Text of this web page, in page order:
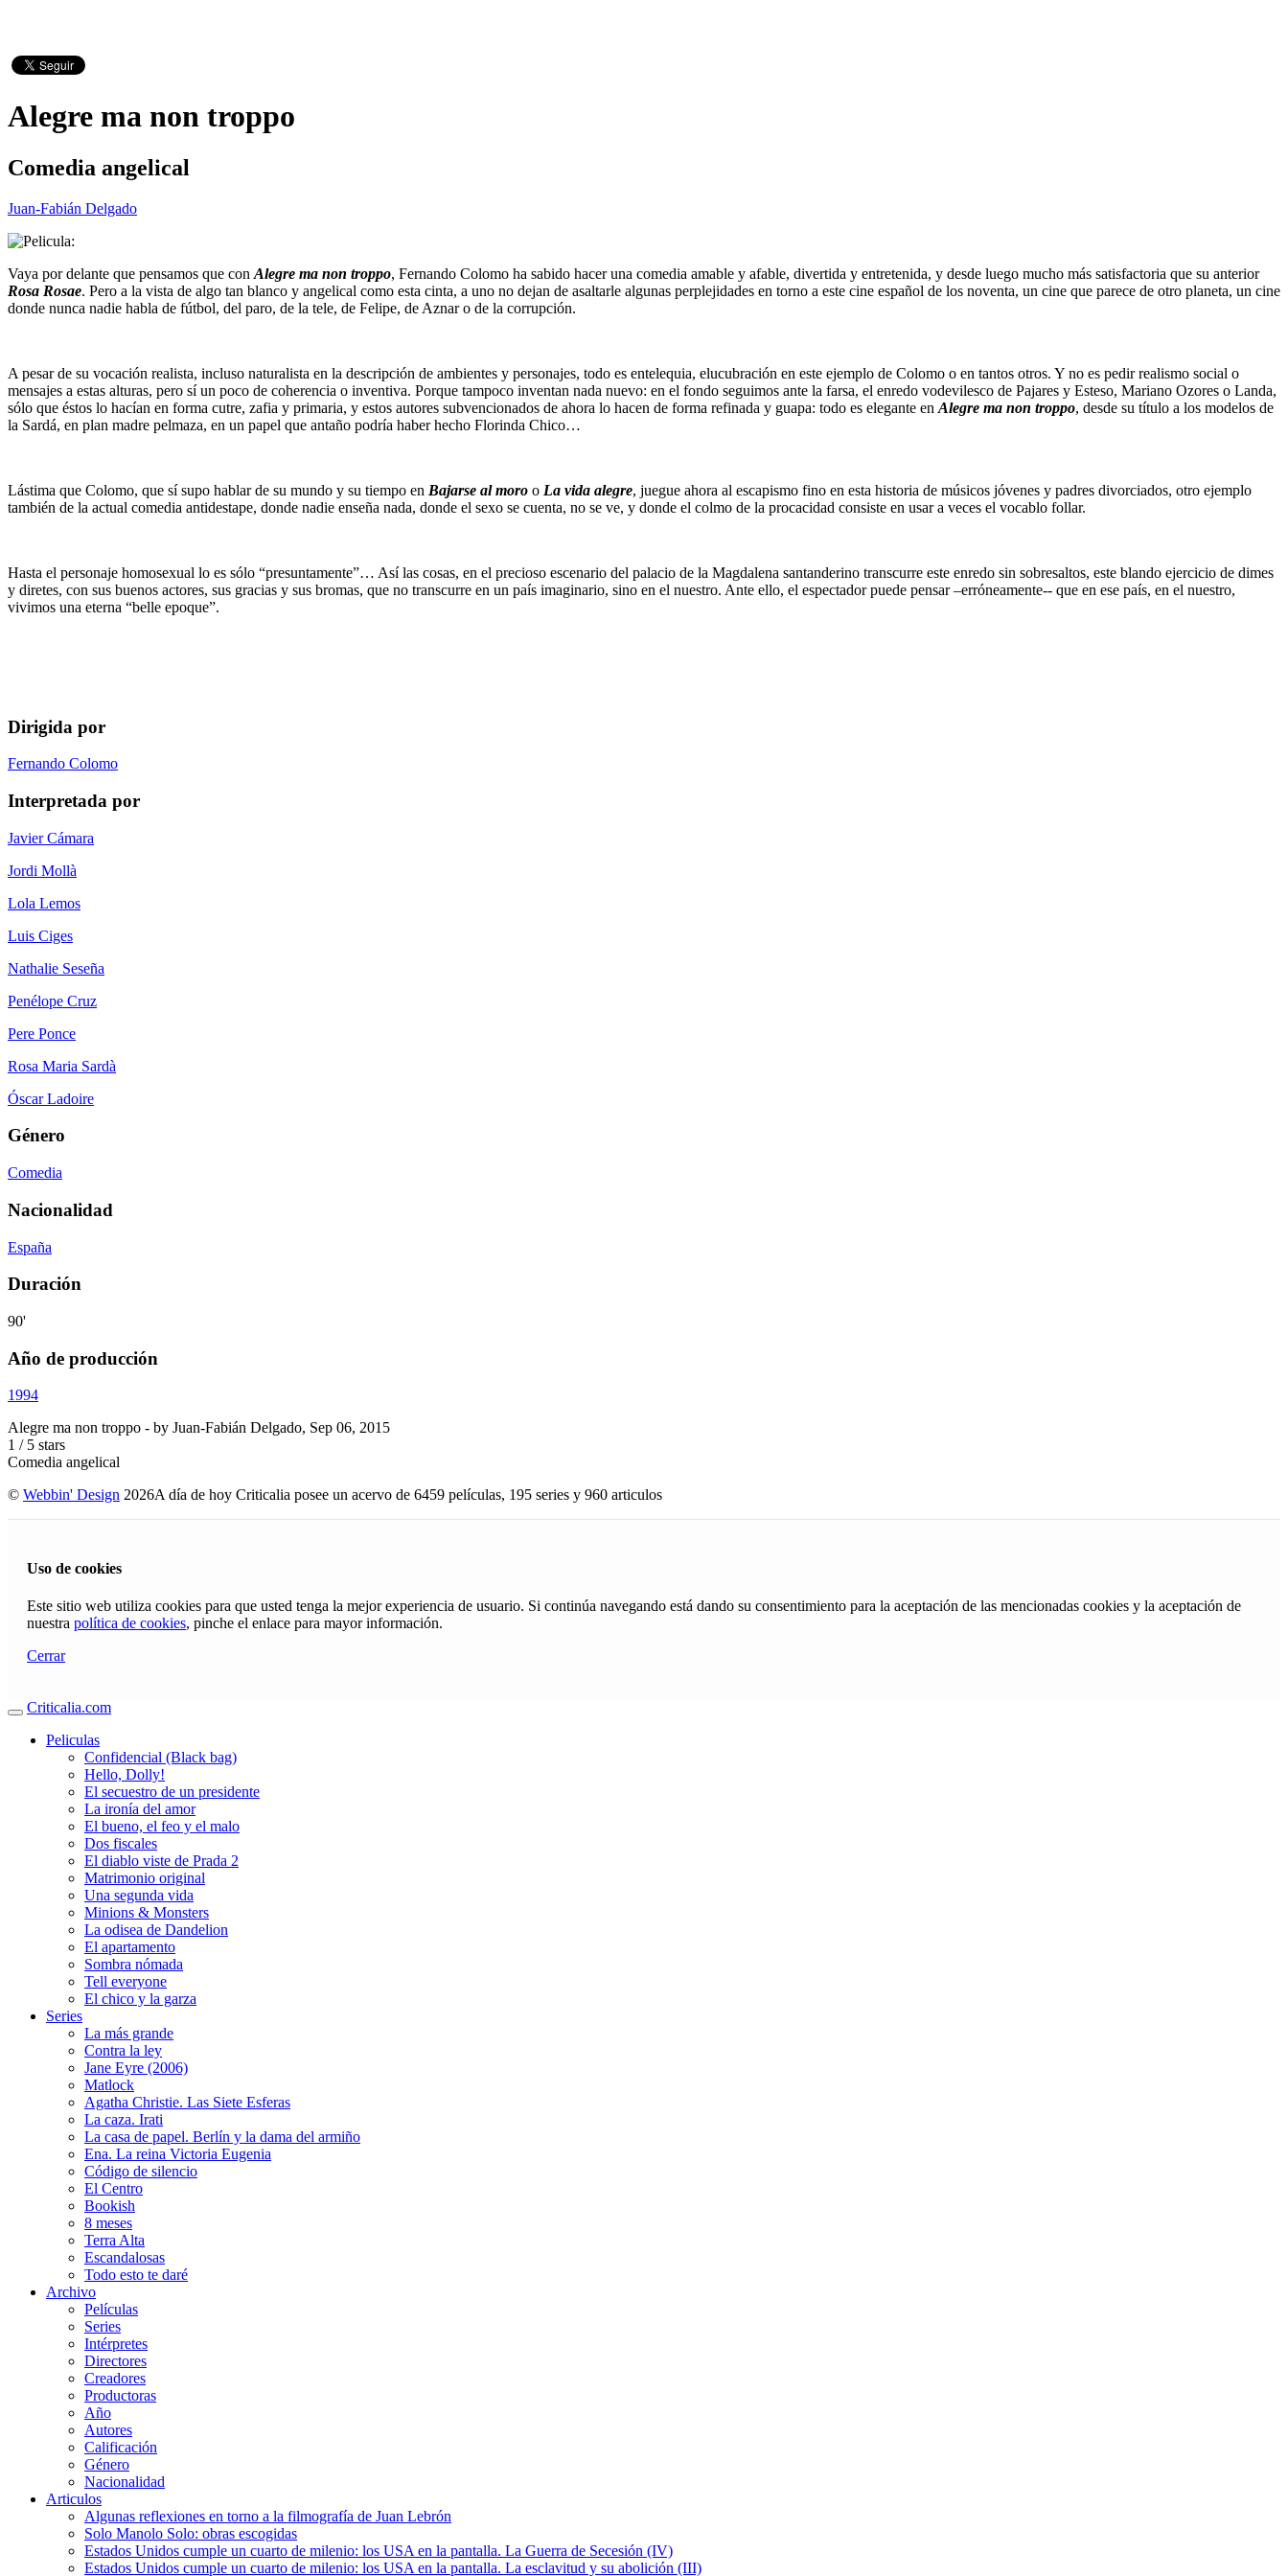
Alegre ma non troppo
Comedia angelical
Juan-Fabián Delgado
Vaya por delante que pensamos que con Alegre ma non troppo, Fernando Colomo ha sabido hacer una comedia amable y afable, divertida y entretenida, y desde luego mucho más satisfactoria que su anterior
Rosa Rosae. Pero a la vista de algo tan blanco y angelical como esta cinta, a uno no dejan de asaltarle algunas perplejidades en torno a este cine español de los noventa, un cine que parece de otro planeta, un cine
donde nunca nadie habla de fútbol, del paro, de la tele, de Felipe, de Aznar o de la corrupción.
A pesar de su vocación realista, incluso naturalista en la descripción de ambientes y personajes, todo es entelequia, elucubración en este ejemplo de Colomo o en tantos otros. Y no es pedir realismo social o
mensajes a estas alturas, pero sí un poco de coherencia o inventiva. Porque tampoco inventan nada nuevo: en el fondo seguimos ante la farsa, el enredo vodevilesco de Pajares y Esteso, Mariano Ozores o Landa,
sólo que éstos lo hacían en forma cutre, zafia y primaria, y estos autores subvencionados de ahora lo hacen de forma refinada y guapa: todo es elegante en Alegre ma non troppo, desde su título a los modelos de
la Sardá, en plan madre pelmaza, en un papel que antaño podría haber hecho Florinda Chico…
Lástima que Colomo, que sí supo hablar de su mundo y su tiempo en Bajarse al moro o La vida alegre, juegue ahora al escapismo fino en esta historia de músicos jóvenes y padres divorciados, otro ejemplo
también de la actual comedia antidestape, donde nadie enseña nada, donde el sexo se cuenta, no se ve, y donde el colmo de la procacidad consiste en usar a veces el vocablo follar.
Hasta el personaje homosexual lo es sólo “presuntamente”… Así las cosas, en el precioso escenario del palacio de la Magdalena santanderino transcurre este enredo sin sobresaltos, este blando ejercicio de dimes
y diretes, con sus buenos actores, sus gracias y sus bromas, que no transcurre en un país imaginario, sino en el nuestro. Ante ello, el espectador puede pensar –erróneamente-- que en ese país, en el nuestro,
vivimos una eterna “belle epoque”.
Dirigida por
Fernando Colomo
Interpretada por
Javier Cámara
Jordi Mollà
Lola Lemos
Luis Ciges
Nathalie Seseña
Penélope Cruz
Pere Ponce
Rosa Maria Sardà
Óscar Ladoire
Género
Comedia
Nacionalidad
España
Duración
90'
Año de producción
1994
Alegre ma non troppo - by Juan-Fabián Delgado, Sep 06, 2015
1 / 5 stars
Comedia angelical
© Webbin' Design 2026A día de hoy Criticalia posee un acervo de 6459 películas, 195 series y 960 articulos
Uso de cookies
Este sitio web utiliza cookies para que usted tenga la mejor experiencia de usuario. Si continúa navegando está dando su consentimiento para la aceptación de las mencionadas cookies y la aceptación de
nuestra política de cookies, pinche el enlace para mayor información.
Cerrar
Criticalia.com
Peliculas
Confidencial (Black bag)
Hello, Dolly!
El secuestro de un presidente
La ironía del amor
El bueno, el feo y el malo
Dos fiscales
El diablo viste de Prada 2
Matrimonio original
Una segunda vida
Minions & Monsters
La odisea de Dandelion
El apartamento
Sombra nómada
Tell everyone
El chico y la garza
Series
La más grande
Contra la ley
Jane Eyre (2006)
Matlock
Agatha Christie. Las Siete Esferas
La caza. Irati
La casa de papel. Berlín y la dama del armiño
Ena. La reina Victoria Eugenia
Código de silencio
El Centro
Bookish
8 meses
Terra Alta
Escandalosas
Todo esto te daré
Archivo
Películas
Series
Intérpretes
Directores
Creadores
Productoras
Año
Autores
Calificación
Género
Nacionalidad
Articulos
Algunas reflexiones en torno a la filmografía de Juan Lebrón
Solo Manolo Solo: obras escogidas
Estados Unidos cumple un cuarto de milenio: los USA en la pantalla. La Guerra de Secesión (IV)
Estados Unidos cumple un cuarto de milenio: los USA en la pantalla. La esclavitud y su abolición (III)